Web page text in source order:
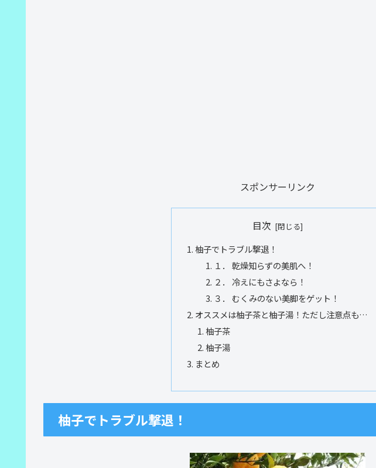
スポンサーリンク
目次
柚子でトラブル撃退！
１． 乾燥知らずの美肌へ！
２． 冷えにもさよなら！
３． むくみのない美脚をゲット！
オススメは柚子茶と柚子湯！ただし注意点も…
柚子茶
柚子湯
まとめ
柚子でトラブル撃退！